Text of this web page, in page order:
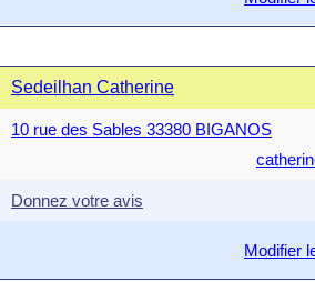
Sedeilhan Catherine
10 rue des Sables 33380 BIGANOS
Donnez votre avis
Modifier